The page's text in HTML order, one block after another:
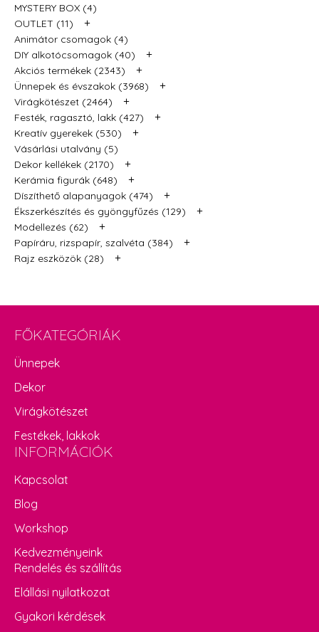
MYSTERY BOX (4)
OUTLET (11)
+
Animátor csomagok (4)
DIY alkotócsomagok (40)
+
Akciós termékek (2343) +
Ünnepek és évszakok (3968) +
Virágkötészet (2464) +
Festék, ragasztó, lakk (427) +
Kreatív gyerekek (530) +
Vásárlási utalvány (5)
Dekor kellékek (2170)
+
Kerámia figurák (648) +
Díszíthető alapanyagok (474) +
Ékszerkészítés és gyöngyfűzés (129) +
Modellezés (62) +
Papíráru, rizspapír, szalvéta (384) +
Rajz eszközök (28) +
FŐKATEGÓRIÁK
Ünnepek
Dekor
Virágkötészet
Festékek, lakkok
INFORMÁCIÓK
Kapcsolat
Blog
Workshop
Kedvezményeink
Rendelés és szállítás
Elállási nyilatkozat
Gyakori kérdések